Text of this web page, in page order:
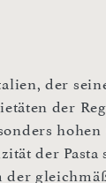
der
der
der Pasta
der